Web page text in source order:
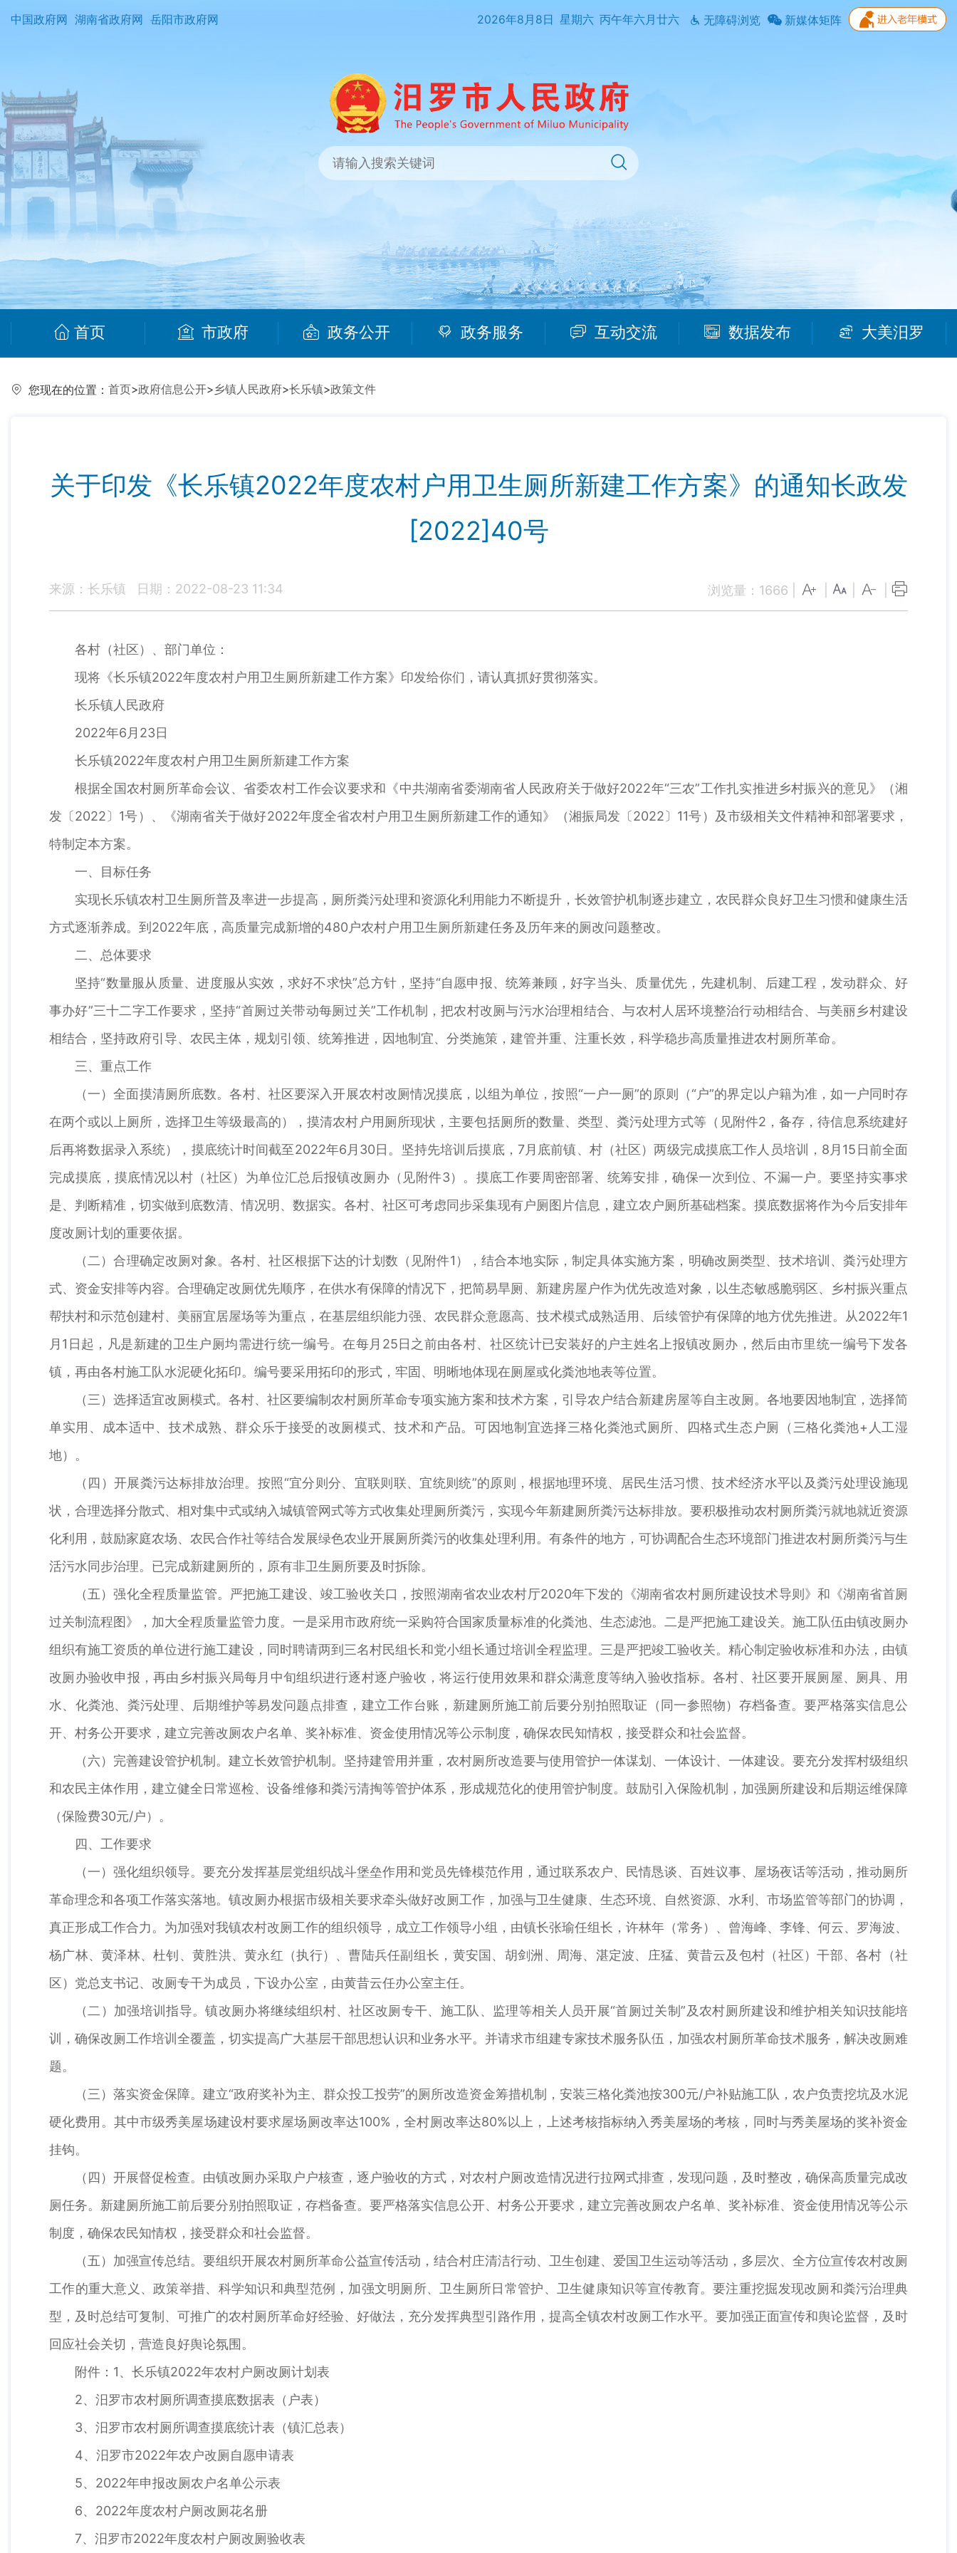
中国政府网 湖南省政府网 岳阳市政府网 2026年8月8日 星期六 丙午年六月廿六 无障碍浏览 新媒体矩阵
首页 市政府 政务公开 政务服务 互动交流 数据发布 大美汨罗
您现在的位置： 首页>政府信息公开>乡镇人民政府>长乐镇>政策文件
关于印发《长乐镇2022年度农村户用卫生厕所新建工作方案》的通知长政发
[2022]40号
来源：长乐镇 日期：2022-08-23 11:34 浏览量： 1666
各村（社区）、部门单位：
现将《长乐镇2022年度农村户用卫生厕所新建工作方案》印发给你们，请认真抓好贯彻落实。
长乐镇人民政府
2022年6月23日
长乐镇2022年度农村户用卫生厕所新建工作方案
根据全国农村厕所革命会议、省委农村工作会议要求和《中共湖南省委湖南省人民政府关于做好2022年“三农”工作扎实推进乡村振兴的意见》（湘
发〔2022〕1号）、《湖南省关于做好2022年度全省农村户用卫生厕所新建工作的通知》（湘振局发〔2022〕11号）及市级相关文件精神和部署要求，
特制定本方案。
一、目标任务
实现长乐镇农村卫生厕所普及率进一步提高，厕所粪污处理和资源化利用能力不断提升，长效管护机制逐步建立，农民群众良好卫生习惯和健康生活
方式逐渐养成。到2022年底，高质量完成新增的480户农村户用卫生厕所新建任务及历年来的厕改问题整改。
二、总体要求
坚持“数量服从质量、进度服从实效，求好不求快”总方针，坚持“自愿申报、统筹兼顾，好字当头、质量优先，先建机制、后建工程，发动群众、好
事办好”三十二字工作要求，坚持“首厕过关带动每厕过关”工作机制，把农村改厕与污水治理相结合、与农村人居环境整治行动相结合、与美丽乡村建设
相结合，坚持政府引导、农民主体，规划引领、统筹推进，因地制宜、分类施策，建管并重、注重长效，科学稳步高质量推进农村厕所革命。
三、重点工作
（一）全面摸清厕所底数。各村、社区要深入开展农村改厕情况摸底，以组为单位，按照“一户一厕”的原则（“户”的界定以户籍为准，如一户同时存
在两个或以上厕所，选择卫生等级最高的），摸清农村户用厕所现状，主要包括厕所的数量、类型、粪污处理方式等（见附件2，备存，待信息系统建好
后再将数据录入系统），摸底统计时间截至2022年6月30日。坚持先培训后摸底，7月底前镇、村（社区）两级完成摸底工作人员培训，8月15日前全面
完成摸底，摸底情况以村（社区）为单位汇总后报镇改厕办（见附件3）。摸底工作要周密部署、统筹安排，确保一次到位、不漏一户。要坚持实事求
是、判断精准，切实做到底数清、情况明、数据实。各村、社区可考虑同步采集现有户厕图片信息，建立农户厕所基础档案。摸底数据将作为今后安排年
度改厕计划的重要依据。
（二）合理确定改厕对象。各村、社区根据下达的计划数（见附件1），结合本地实际，制定具体实施方案，明确改厕类型、技术培训、粪污处理方
式、资金安排等内容。合理确定改厕优先顺序，在供水有保障的情况下，把简易旱厕、新建房屋户作为优先改造对象，以生态敏感脆弱区、乡村振兴重点
帮扶村和示范创建村、美丽宜居屋场等为重点，在基层组织能力强、农民群众意愿高、技术模式成熟适用、后续管护有保障的地方优先推进。从2022年1
月1日起，凡是新建的卫生户厕均需进行统一编号。在每月25日之前由各村、社区统计已安装好的户主姓名上报镇改厕办，然后由市里统一编号下发各
镇，再由各村施工队水泥硬化拓印。编号要采用拓印的形式，牢固、明晰地体现在厕屋或化粪池地表等位置。
（三）选择适宜改厕模式。各村、社区要编制农村厕所革命专项实施方案和技术方案，引导农户结合新建房屋等自主改厕。各地要因地制宜，选择简
单实用、成本适中、技术成熟、群众乐于接受的改厕模式、技术和产品。可因地制宜选择三格化粪池式厕所、四格式生态户厕（三格化粪池+人工湿
地）。
（四）开展粪污达标排放治理。按照“宜分则分、宜联则联、宜统则统”的原则，根据地理环境、居民生活习惯、技术经济水平以及粪污处理设施现
状，合理选择分散式、相对集中式或纳入城镇管网式等方式收集处理厕所粪污，实现今年新建厕所粪污达标排放。要积极推动农村厕所粪污就地就近资源
化利用，鼓励家庭农场、农民合作社等结合发展绿色农业开展厕所粪污的收集处理利用。有条件的地方，可协调配合生态环境部门推进农村厕所粪污与生
活污水同步治理。已完成新建厕所的，原有非卫生厕所要及时拆除。
（五）强化全程质量监管。严把施工建设、竣工验收关口，按照湖南省农业农村厅2020年下发的《湖南省农村厕所建设技术导则》和《湖南省首厕
过关制流程图》，加大全程质量监管力度。一是采用市政府统一采购符合国家质量标准的化粪池、生态滤池。二是严把施工建设关。施工队伍由镇改厕办
组织有施工资质的单位进行施工建设，同时聘请两到三名村民组长和党小组长通过培训全程监理。三是严把竣工验收关。精心制定验收标准和办法，由镇
改厕办验收申报，再由乡村振兴局每月中旬组织进行逐村逐户验收，将运行使用效果和群众满意度等纳入验收指标。各村、社区要开展厕屋、厕具、用
水、化粪池、粪污处理、后期维护等易发问题点排查，建立工作台账，新建厕所施工前后要分别拍照取证（同一参照物）存档备查。要严格落实信息公
开、村务公开要求，建立完善改厕农户名单、奖补标准、资金使用情况等公示制度，确保农民知情权，接受群众和社会监督。
（六）完善建设管护机制。建立长效管护机制。坚持建管用并重，农村厕所改造要与使用管护一体谋划、一体设计、一体建设。要充分发挥村级组织
和农民主体作用，建立健全日常巡检、设备维修和粪污清掏等管护体系，形成规范化的使用管护制度。鼓励引入保险机制，加强厕所建设和后期运维保障
（保险费30元/户）。
四、工作要求
（一）强化组织领导。要充分发挥基层党组织战斗堡垒作用和党员先锋模范作用，通过联系农户、民情恳谈、百姓议事、屋场夜话等活动，推动厕所
革命理念和各项工作落实落地。镇改厕办根据市级相关要求牵头做好改厕工作，加强与卫生健康、生态环境、自然资源、水利、市场监管等部门的协调，
真正形成工作合力。为加强对我镇农村改厕工作的组织领导，成立工作领导小组，由镇长张瑜任组长，许林年（常务）、曾海峰、李锋、何云、罗海波、
杨广林、黄泽林、杜钊、黄胜洪、黄永红（执行）、曹陆兵任副组长，黄安国、胡剑洲、周海、湛定波、庄猛、黄昔云及包村（社区）干部、各村（社
区）党总支书记、改厕专干为成员，下设办公室，由黄昔云任办公室主任。
（二）加强培训指导。镇改厕办将继续组织村、社区改厕专干、施工队、监理等相关人员开展“首厕过关制”及农村厕所建设和维护相关知识技能培
训，确保改厕工作培训全覆盖，切实提高广大基层干部思想认识和业务水平。并请求市组建专家技术服务队伍，加强农村厕所革命技术服务，解决改厕难
题。
（三）落实资金保障。建立“政府奖补为主、群众投工投劳”的厕所改造资金筹措机制，安装三格化粪池按300元/户补贴施工队，农户负责挖坑及水泥
硬化费用。其中市级秀美屋场建设村要求屋场厕改率达100%，全村厕改率达80%以上，上述考核指标纳入秀美屋场的考核，同时与秀美屋场的奖补资金
挂钩。
（四）开展督促检查。由镇改厕办采取户户核查，逐户验收的方式，对农村户厕改造情况进行拉网式排查，发现问题，及时整改，确保高质量完成改
厕任务。新建厕所施工前后要分别拍照取证，存档备查。要严格落实信息公开、村务公开要求，建立完善改厕农户名单、奖补标准、资金使用情况等公示
制度，确保农民知情权，接受群众和社会监督。
（五）加强宣传总结。要组织开展农村厕所革命公益宣传活动，结合村庄清洁行动、卫生创建、爱国卫生运动等活动，多层次、全方位宣传农村改厕
工作的重大意义、政策举措、科学知识和典型范例，加强文明厕所、卫生厕所日常管护、卫生健康知识等宣传教育。要注重挖掘发现改厕和粪污治理典
型，及时总结可复制、可推广的农村厕所革命好经验、好做法，充分发挥典型引路作用，提高全镇农村改厕工作水平。要加强正面宣传和舆论监督，及时
回应社会关切，营造良好舆论氛围。
附件：1、长乐镇2022年农村户厕改厕计划表
2、汨罗市农村厕所调查摸底数据表（户表）
3、汨罗市农村厕所调查摸底统计表（镇汇总表）
4、汨罗市2022年农户改厕自愿申请表
5、2022年申报改厕农户名单公示表
6、2022年度农村户厕改厕花名册
7、汨罗市2022年度农村户厕改厕验收表